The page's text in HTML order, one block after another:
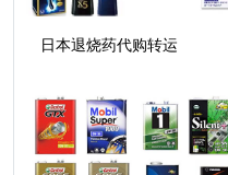
日本退烧药代购转运